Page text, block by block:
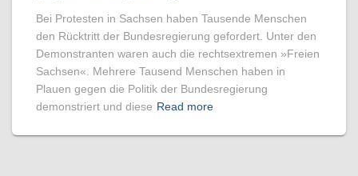
Bei Protesten in Sachsen haben Tausende Menschen
den Rücktritt der Bundesregierung gefordert. Unter den
Demonstranten waren auch die rechtsextremen »Freien
Sachsen«. Mehrere Tausend Menschen haben in
Plauen gegen die Politik der Bundesregierung
demonstriert und diese Read more